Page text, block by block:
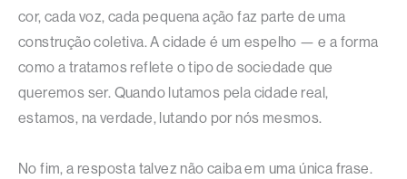
cor, cada voz, cada pequena ação faz parte de uma
construção coletiva. A cidade é um espelho — e a forma
como a tratamos reflete o tipo de sociedade que
queremos ser. Quando lutamos pela cidade real,
estamos, na verdade, lutando por nós mesmos.
No fim, a resposta talvez não caiba em uma única frase.